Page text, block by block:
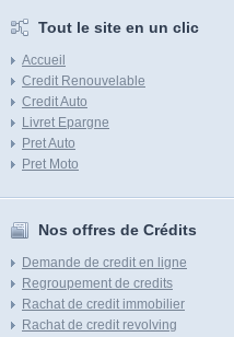
Tout le site en un clic
Accueil
Credit Renouvelable
Credit Auto
Livret Epargne
Pret Auto
Pret Moto
Nos offres de Crédits
Demande de credit en ligne
Regroupement de credits
Rachat de credit immobilier
Rachat de credit revolving